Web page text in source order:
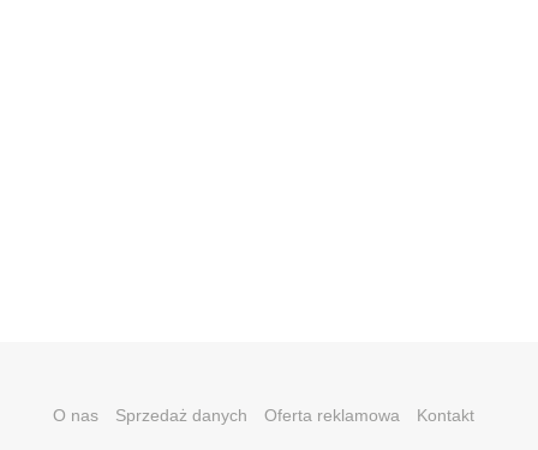
O nas Sprzedaż danych Oferta reklamowa Kontakt